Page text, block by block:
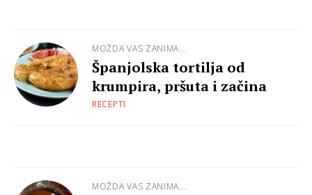
MOŽDA VAS ZANIMA...
Španjolska tortilja od
krumpira, pršuta i začina
RECEPTI
MOŽDA VAS ZANIMA...